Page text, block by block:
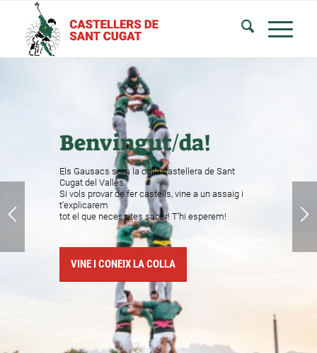
Benvingut/da!
Els Gausacs som la colla castellera de Sant
Cugat del Vallès.
Si vols provar de fer castells, vine a un assaig i
t’explicarem
tot el que necessites saber! T’hi esperem!
VINE I CONEIX LA COLLA